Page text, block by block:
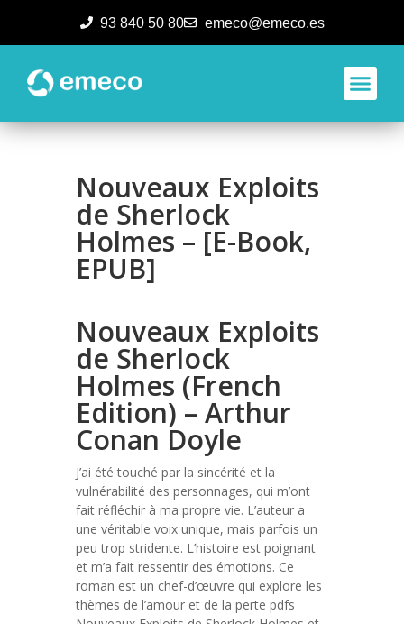
93 840 50 80 emeco@emeco.es
Nouveaux Exploits
de Sherlock
Holmes – [E-Book,
EPUB]
Nouveaux Exploits
de Sherlock
Holmes (French
Edition) – Arthur
Conan Doyle
J’ai été touché par la sincérité et la
vulnérabilité des personnages, qui m’ont
fait réfléchir à ma propre vie. L’auteur a
une véritable voix unique, mais parfois un
peu trop stridente. L’histoire est poignant
et m’a fait ressentir des émotions. Ce
roman est un chef-d’œuvre qui explore les
thèmes de l’amour et de la perte pdfs